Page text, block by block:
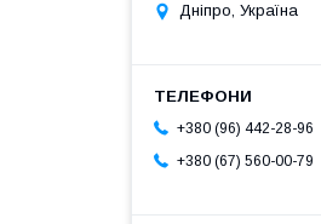
Дніпро, Україна
+380 (96) 442-28-96
+380 (67) 560-00-79